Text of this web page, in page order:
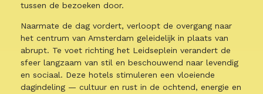
tussen de bezoeken door.
Naarmate de dag vordert, verloopt de overgang naar
het centrum van Amsterdam geleidelijk in plaats van
abrupt. Te voet richting het Leidseplein verandert de
sfeer langzaam van stil en beschouwend naar levendig
en sociaal. Deze hotels stimuleren een vloeiende
dagindeling — cultuur en rust in de ochtend, energie en